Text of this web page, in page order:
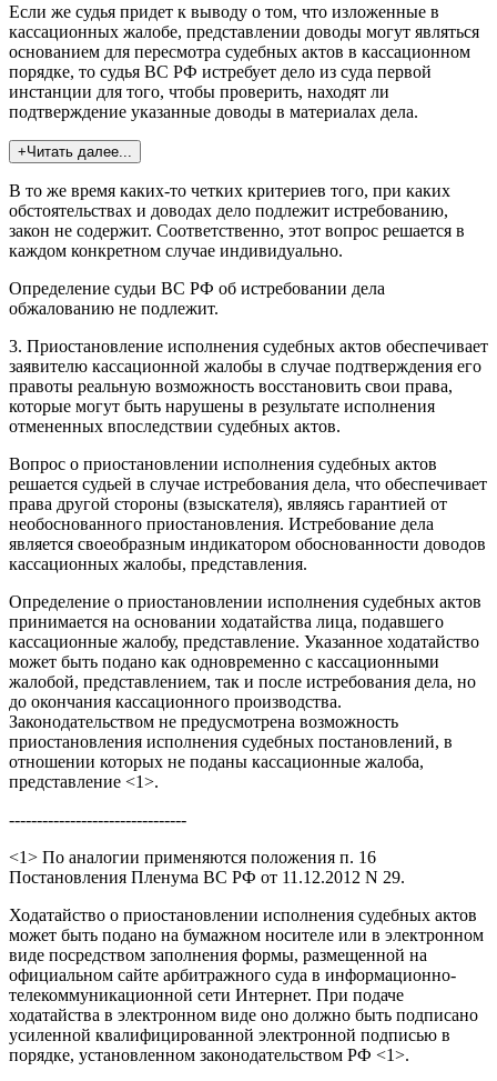
Если же судья придет к выводу о том, что изложенные в
кассационных жалобе, представлении доводы могут являться
основанием для пересмотра судебных актов в кассационном
порядке, то судья ВС РФ истребует дело из суда первой
инстанции для того, чтобы проверить, находят ли
подтверждение указанные доводы в материалах дела.
+Читать далее...
В то же время каких-то четких критериев того, при каких
обстоятельствах и доводах дело подлежит истребованию,
закон не содержит. Соответственно, этот вопрос решается в
каждом конкретном случае индивидуально.
Определение судьи ВС РФ об истребовании дела
обжалованию не подлежит.
3. Приостановление исполнения судебных актов обеспечивает
заявителю кассационной жалобы в случае подтверждения его
правоты реальную возможность восстановить свои права,
которые могут быть нарушены в результате исполнения
отмененных впоследствии судебных актов.
Вопрос о приостановлении исполнения судебных актов
решается судьей в случае истребования дела, что обеспечивает
права другой стороны (взыскателя), являясь гарантией от
необоснованного приостановления. Истребование дела
является своеобразным индикатором обоснованности доводов
кассационных жалобы, представления.
Определение о приостановлении исполнения судебных актов
принимается на основании ходатайства лица, подавшего
кассационные жалобу, представление. Указанное ходатайство
может быть подано как одновременно с кассационными
жалобой, представлением, так и после истребования дела, но
до окончания кассационного производства.
Законодательством не предусмотрена возможность
приостановления исполнения судебных постановлений, в
отношении которых не поданы кассационные жалоба,
представление <1>.
--------------------------------
<1> По аналогии применяются положения п. 16
Постановления Пленума ВС РФ от 11.12.2012 N 29.
Ходатайство о приостановлении исполнения судебных актов
может быть подано на бумажном носителе или в электронном
виде посредством заполнения формы, размещенной на
официальном сайте арбитражного суда в информационно-
телекоммуникационной сети Интернет. При подаче
ходатайства в электронном виде оно должно быть подписано
усиленной квалифицированной электронной подписью в
порядке, установленном законодательством РФ <1>.